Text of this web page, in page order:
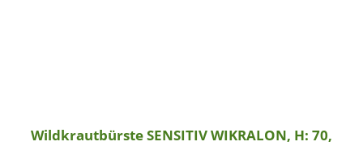
Wildkrautbürste SENSITIV WIKRALON, H: 70,